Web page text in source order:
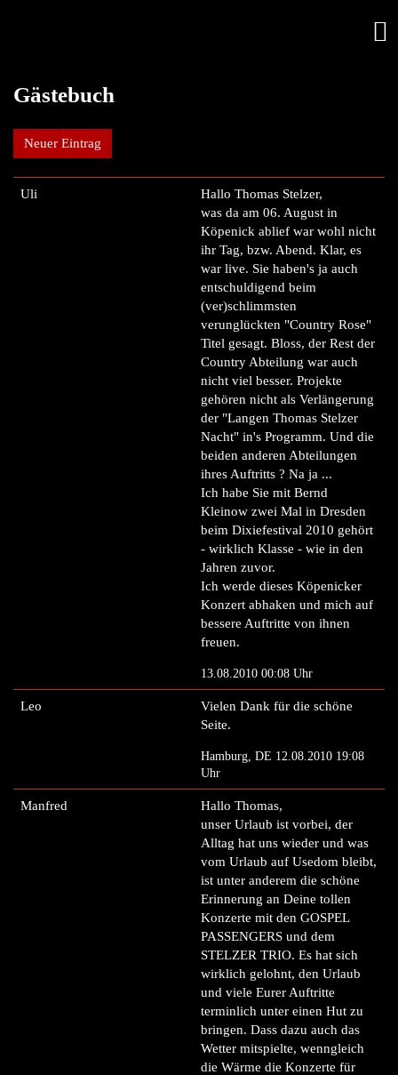
Gästebuch
Neuer Eintrag
Uli
Hallo Thomas Stelzer,
was da am 06. August in
Köpenick ablief war wohl nicht
ihr Tag, bzw. Abend. Klar, es
war live. Sie haben's ja auch
entschuldigend beim
(ver)schlimmsten
verunglückten "Country Rose"
Titel gesagt. Bloss, der Rest der
Country Abteilung war auch
nicht viel besser. Projekte
gehören nicht als Verlängerung
der "Langen Thomas Stelzer
Nacht" in's Programm. Und die
beiden anderen Abteilungen
ihres Auftritts ? Na ja ...
Ich habe Sie mit Bernd
Kleinow zwei Mal in Dresden
beim Dixiefestival 2010 gehört
- wirklich Klasse - wie in den
Jahren zuvor.
Ich werde dieses Köpenicker
Konzert abhaken und mich auf
bessere Auftritte von ihnen
freuen.
13.08.2010 00:08 Uhr
Leo
Vielen Dank für die schöne
Seite.
Hamburg, DE 12.08.2010 19:08
Uhr
Manfred
Hallo Thomas,
unser Urlaub ist vorbei, der
Alltag hat uns wieder und was
vom Urlaub auf Usedom bleibt,
ist unter anderem die schöne
Erinnerung an Deine tollen
Konzerte mit den GOSPEL
PASSENGERS und dem
STELZER TRIO. Es hat sich
wirklich gelohnt, den Urlaub
und viele Eurer Auftritte
terminlich unter einen Hut zu
bringen. Dass dazu auch das
Wetter mitspielte, wenngleich
die Wärme die Konzerte für